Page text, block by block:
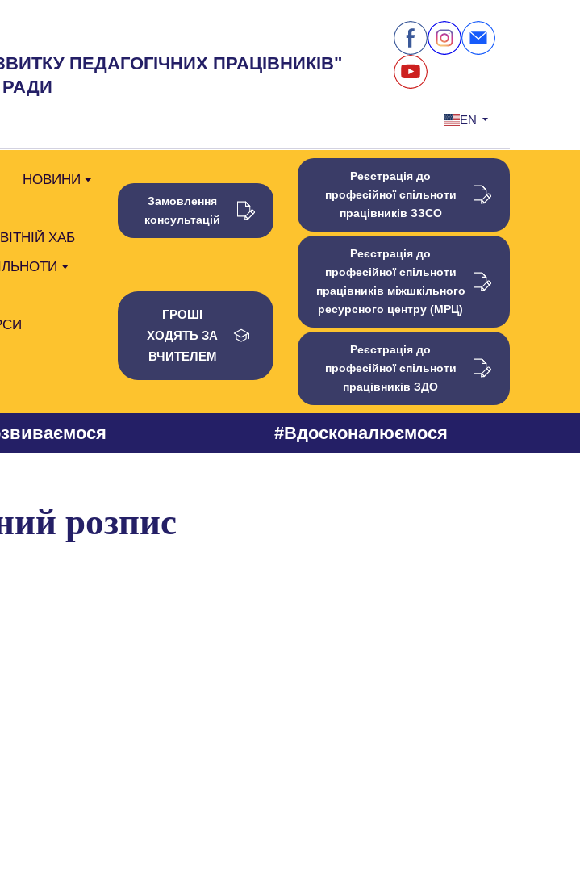
ПЕДАГОГІЧНИХ ПРАЦІВНИКІВ"
РАДИ
EN
НОВИНИ
ХАБ
Замовлення
консультацій
ГРОШІ
ХОДЯТЬ ЗА
ВЧИТЕЛЕМ
Реєстрація до
професійної спільноти
працівників ЗЗСО
Реєстрація до
професійної спільноти
працівників міжшкільного
ресурсного центру (МРЦ)
Реєстрація до
професійної спільноти
працівників ЗДО
#Вдосконалюємося
розпис